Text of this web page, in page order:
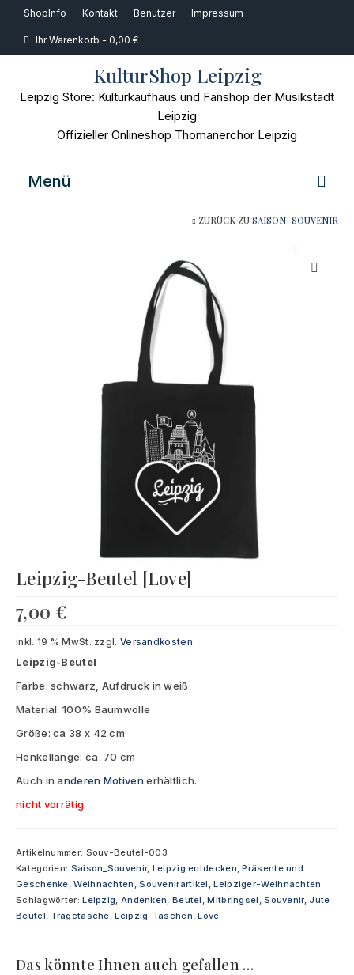
ShopInfo Kontakt Benutzer Impressum
Ihr Warenkorb - 0,00 €
KulturShop Leipzig
Leipzig Store: Kulturkaufhaus und Fanshop der Musikstadt
Leipzig
Offizieller Onlineshop Thomanerchor Leipzig
Menü
ZURÜCK ZU SAISON_SOUVENIR
Leipzig-Beutel [Love]
7,00 €
inkl. 19 % MwSt. zzgl. Versandkosten
Leipzig-Beutel
Farbe: schwarz, Aufdruck in weiß
Material: 100% Baumwolle
Größe: ca 38 x 42 cm
Henkellänge: ca. 70 cm
Auch inanderen Motivenerhältlich.
nicht vorrätig.
Artikelnummer: Souv-Beutel-003
Kategorien: Saison_Souvenir, Leipzig entdecken,Präsente und
Geschenke,Weihnachten ,Souvenirartikel ,Leipziger-Weihnachten
Schlagwörter:Leipzig, Andenken, Beutel ,Mitbringsel ,Souvenir,Jute
Beutel, Tragetasche,Leipzig-Taschen,Love
Das könnte Ihnen auch gefallen …